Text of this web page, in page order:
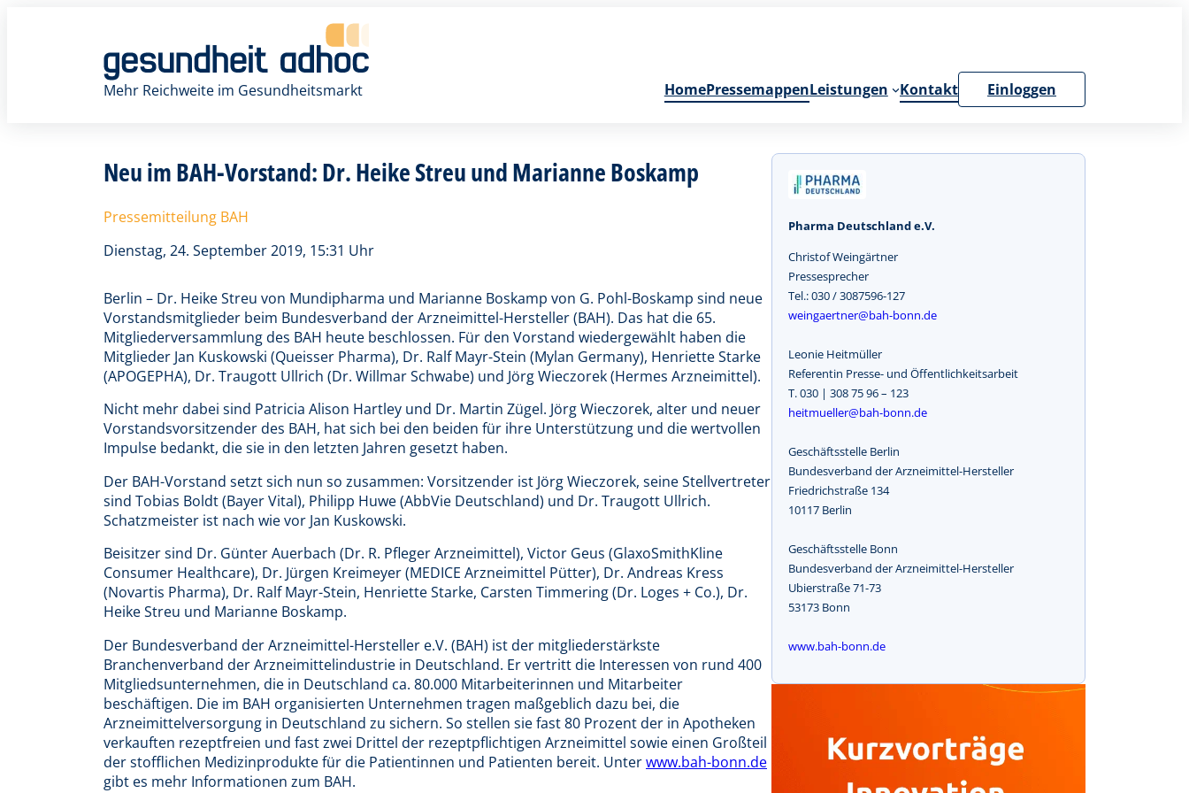
Mehr Reichweite im Gesundheitsmarkt
HomePressemappenLeistungen Kontakt Einloggen
Neu im BAH-Vorstand: Dr. Heike Streu und Marianne Boskamp
Pressemitteilung BAH
Dienstag, 24. September 2019, 15:31 Uhr
Berlin – Dr. Heike Streu von Mundipharma und Marianne Boskamp von G. Pohl-Boskamp sind neue
Vorstandsmitglieder beim Bundesverband der Arzneimittel-Hersteller (BAH). Das hat die 65.
Mitgliederversammlung des BAH heute beschlossen. Für den Vorstand wiedergewählt haben die
Mitglieder Jan Kuskowski (Queisser Pharma), Dr. Ralf Mayr-Stein (Mylan Germany), Henriette Starke
(APOGEPHA), Dr. Traugott Ullrich (Dr. Willmar Schwabe) und Jörg Wieczorek (Hermes Arzneimittel).
Nicht mehr dabei sind Patricia Alison Hartley und Dr. Martin Zügel. Jörg Wieczorek, alter und neuer
Vorstandsvorsitzender des BAH, hat sich bei den beiden für ihre Unterstützung und die wertvollen
Impulse bedankt, die sie in den letzten Jahren gesetzt haben.
Der BAH-Vorstand setzt sich nun so zusammen: Vorsitzender ist Jörg Wieczorek, seine Stellvertreter
sind Tobias Boldt (Bayer Vital), Philipp Huwe (AbbVie Deutschland) und Dr. Traugott Ullrich.
Schatzmeister ist nach wie vor Jan Kuskowski.
Beisitzer sind Dr. Günter Auerbach (Dr. R. Pfleger Arzneimittel), Victor Geus (GlaxoSmithKline
Consumer Healthcare), Dr. Jürgen Kreimeyer (MEDICE Arzneimittel Pütter), Dr. Andreas Kress
(Novartis Pharma), Dr. Ralf Mayr-Stein, Henriette Starke, Carsten Timmering (Dr. Loges + Co.), Dr.
Heike Streu und Marianne Boskamp.
Der Bundesverband der Arzneimittel-Hersteller e.V. (BAH) ist der mitgliederstärkste
Branchenverband der Arzneimittelindustrie in Deutschland. Er vertritt die Interessen von rund 400
Mitgliedsunternehmen, die in Deutschland ca. 80.000 Mitarbeiterinnen und Mitarbeiter
beschäftigen. Die im BAH organisierten Unternehmen tragen maßgeblich dazu bei, die
Arzneimittelversorgung in Deutschland zu sichern. So stellen sie fast 80 Prozent der in Apotheken
verkauften rezeptfreien und fast zwei Drittel der rezeptpflichtigen Arzneimittel sowie einen Großteil
der stofflichen Medizinprodukte für die Patientinnen und Patienten bereit. Unterwww.bah-bonn.de
gibt es mehr Informationen zum BAH.
Pharma Deutschland e.V.
Christof Weingärtner
Pressesprecher
Tel.: 030 / 3087596-127
weingaertner@bah-bonn.de
Leonie Heitmüller
Referentin Presse- und Öffentlichkeitsarbeit
T. 030 | 308 75 96 – 123
heitmueller@bah-bonn.de
Geschäftsstelle Berlin
Bundesverband der Arzneimittel-Hersteller
Friedrichstraße 134
10117 Berlin
Geschäftsstelle Bonn
Bundesverband der Arzneimittel-Hersteller
Ubierstraße 71-73
53173 Bonn
www.bah-bonn.de